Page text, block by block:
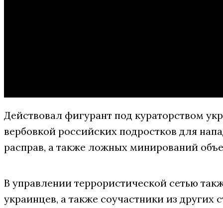
Действовал фигурант под кураторством
вербовкой российских подростков для
расправ, а также ложных минирований
В управлении террористической сетью
украинцев, а также соучастники из других